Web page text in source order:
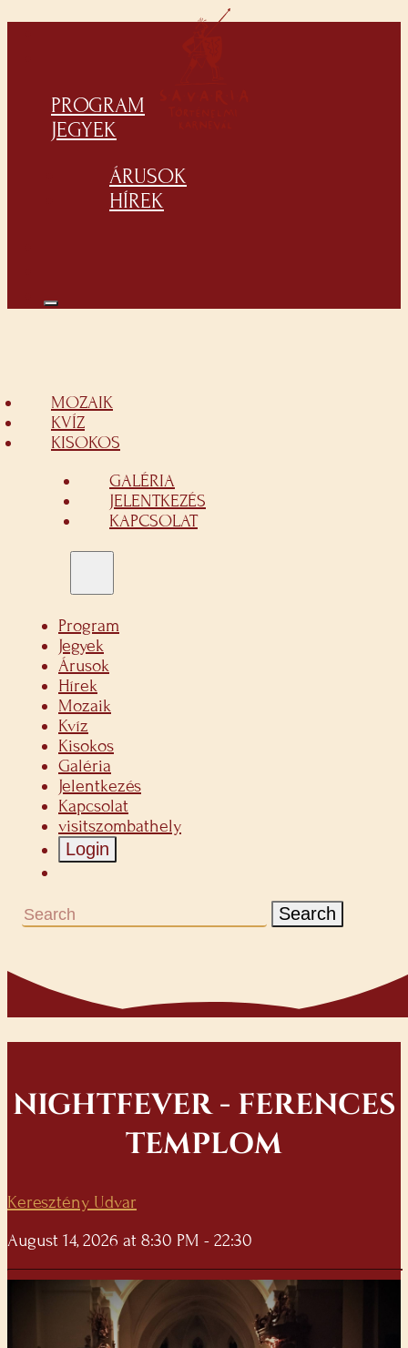
PROGRAM
JEGYEK
ÁRUSOK
HÍREK
MOZAIK
KVÍZ
KISOKOS
GALÉRIA
JELENTKEZÉS
KAPCSOLAT
Program
Jegyek
Árusok
Hírek
Mozaik
Kvíz
Kisokos
Galéria
Jelentkezés
Kapcsolat
visitszombathely
Login
Search
NIGHTFEVER - FERENCES
TEMPLOM
Keresztény Udvar
August 14, 2026 at 8:30 PM - 22:30